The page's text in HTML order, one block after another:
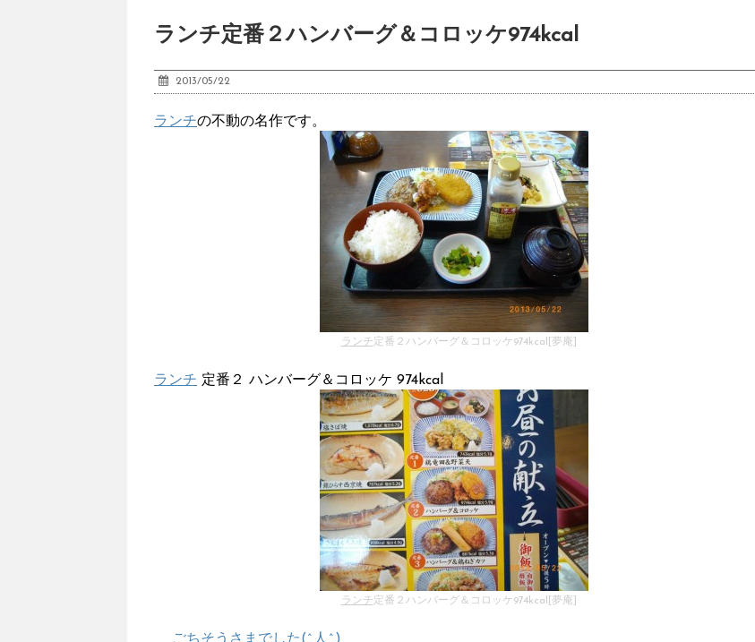
ランチ定番２ハンバーグ＆コロッケ974kcal
2013/05/22
ランチの不動の名作です。
ランチ定番２ハンバーグ＆コロッケ974kcal[夢庵]
ランチ 定番２ ハンバーグ＆コロッケ 974kcal
ランチ定番２ハンバーグ＆コロッケ974kcal[夢庵]